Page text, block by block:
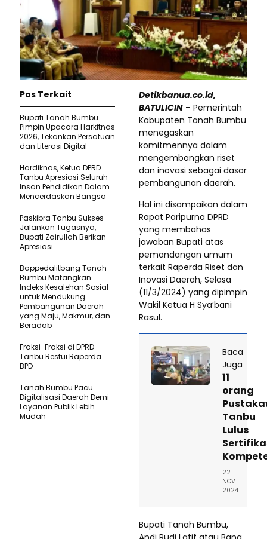
Detikbanua.co.id,
BATULICIN – Pemerintah
Kabupaten Tanah Bumbu
menegaskan
komitmennya dalam
mengembangkan riset
dan inovasi sebagai dasar
pembangunan daerah.
Hal ini disampaikan dalam
Rapat Paripurna DPRD
yang membahas
jawaban Bupati atas
pemandangan umum
terkait Raperda Riset dan
Inovasi Daerah, Selasa
(11/3/2024) yang dipimpin
Wakil Ketua H Sya’bani
Rasul.
Baca
Juga
11
orang
Tanbu
Lulus
22
NOV
2024
Bupati Tanah Bumbu,
Pos Terkait
Bupati Tanah Bumbu
Pimpin Upacara Harkitnas
2026, Tekankan Persatuan
dan Literasi Digital
Hardiknas, Ketua DPRD
Tanbu Apresiasi Seluruh
Insan Pendidikan Dalam
Mencerdaskan Bangsa
Paskibra Tanbu Sukses
Jalankan Tugasnya,
Bupati Zairullah Berikan
Apresiasi
Bappedalitbang Tanah
Bumbu Matangkan
Indeks Kesalehan Sosial
untuk Mendukung
Pembangunan Daerah
yang Maju, Makmur, dan
Beradab
Fraksi-Fraksi di DPRD
Tanbu Restui Raperda
BPD
Tanah Bumbu Pacu
Digitalisasi Daerah Demi
Layanan Publik Lebih
Mudah